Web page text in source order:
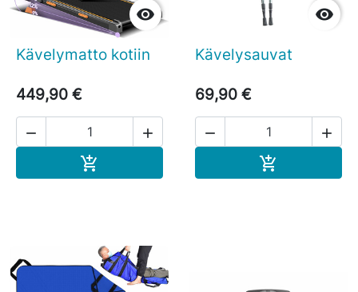

Kävelymatto kotiin
449,90 €
 


Kävelysauvat
69,90 €
 
